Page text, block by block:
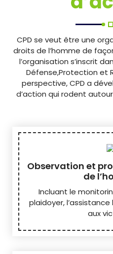
CPD se veut être une
droits de l’homme de
l’organisation s’inscrit
Défense,Protection et
perspective, CPD a
d’action qui rodent
Observation et
de
Incluant le
plaidoyer,
aux